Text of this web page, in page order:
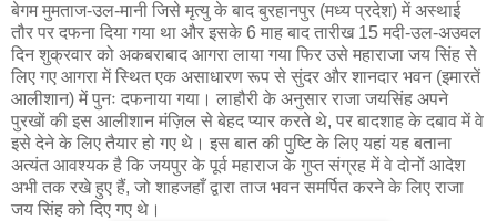
बेगम मुमताज-उल-मानी जिसे मृत्यु के बाद बुरहानपुर (मध्य प्रदेश) में अस्थाई
तौर पर दफना दिया गया था और इसके 6 माह बाद तारीख 15 मदी-उल-अउवल
दिन शुक्रवार को अकबराबाद आगरा लाया गया फिर उसे महाराजा जय सिंह से
लिए गए आगरा में स्थित एक असाधारण रूप से सुंदर और शानदार भवन (इमारतें
आलीशान) में पुनः दफनाया गया। लाहौरी के अनुसार राजा जयसिंह अपने
पुरखों की इस आलीशान मंज़िल से बेहद प्यार करते थे, पर बादशाह के दबाव में वे
इसे देने के लिए तैयार हो गए थे। इस बात की पुष्टि के लिए यहां यह बताना
अत्यंत आवश्यक है कि जयपुर के पूर्व महाराज के गुप्त संग्रह में वे दोनों आदेश
अभी तक रखे हुए हैं, जो शाहजहाँ द्वारा ताज भवन समर्पित करने के लिए राजा
जय सिंह को दिए गए थे।